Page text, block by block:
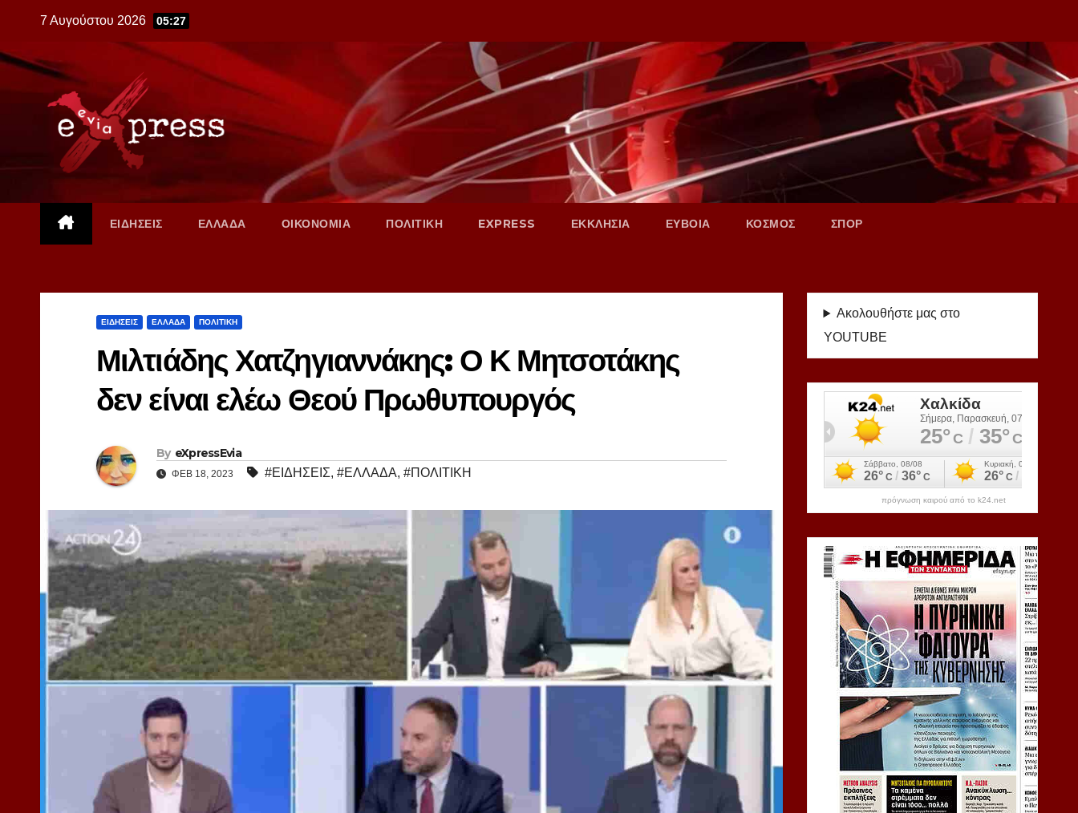
content
7 Αυγούστου 2026 05:27
ΕΙΔΗΣΕΙΣ ΕΛΛΑΔΑ ΟΙΚΟΝΟΜΙΑ ΠΟΛΙΤΙΚΗ EXPRESS ΕΚΚΛΗΣΙΑ ΕΥΒΟΙΑ ΚΟΣΜΟΣ ΣΠΟΡ
ΕΙΔΗΣΕΙΣ ΕΛΛΑΔΑ ΠΟΛΙΤΙΚΗ
Μιλτιάδης Χατζηγιαννάκης: Ο Κ Μητσοτάκης
δεν είναι ελέω Θεού Πρωθυπουργός
By eXpressEvia
ΦΕΒ 18, 2023 #ΕΙΔΗΣΕΙΣ, #ΕΛΛΑΔΑ, #ΠΟΛΙΤΙΚΗ
Ακολουθήστε μας στο
YOUTUBE
πρόγνωση καιρού από το k24.net